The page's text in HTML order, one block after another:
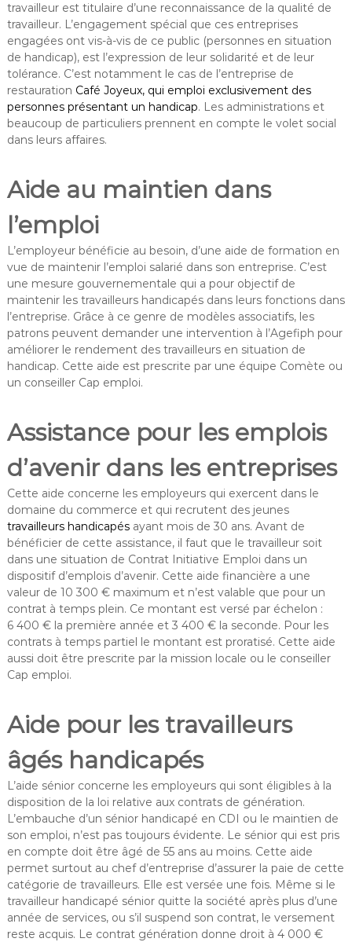
travailleur est titulaire d’une reconnaissance de la qualité de
travailleur. L’engagement spécial que ces entreprises
engagées ont vis-à-vis de ce public (personnes en situation
de handicap), est l’expression de leur solidarité et de leur
tolérance. C’est notamment le cas de l’entreprise de
restauration Café Joyeux, qui emploi exclusivement des
personnes présentant un handicap. Les administrations et
beaucoup de particuliers prennent en compte le volet social
dans leurs affaires.
Aide au maintien dans
l’emploi
L’employeur bénéficie au besoin, d’une aide de formation en
vue de maintenir l’emploi salarié dans son entreprise. C’est
une mesure gouvernementale qui a pour objectif de
maintenir les travailleurs handicapés dans leurs fonctions dans
l’entreprise. Grâce à ce genre de modèles associatifs, les
patrons peuvent demander une intervention à l’Agefiph pour
améliorer le rendement des travailleurs en situation de
handicap. Cette aide est prescrite par une équipe Comète ou
un conseiller Cap emploi.
Assistance pour les emplois
d’avenir dans les entreprises
Cette aide concerne les employeurs qui exercent dans le
domaine du commerce et qui recrutent des jeunes
travailleurs handicapésayant mois de 30 ans. Avant de
bénéficier de cette assistance, il faut que le travailleur soit
dans une situation de Contrat Initiative Emploi dans un
dispositif d’emplois d’avenir. Cette aide financière a une
valeur de 10 300 € maximum et n’est valable que pour un
contrat à temps plein. Ce montant est versé par échelon :
6 400 € la première année et 3 400 € la seconde. Pour les
contrats à temps partiel le montant est proratisé. Cette aide
aussi doit être prescrite par la mission locale ou le conseiller
Cap emploi.
Aide pour les travailleurs
âgés handicapés
L’aide sénior concerne les employeurs qui sont éligibles à la
disposition de la loi relative aux contrats de génération.
L’embauche d’un sénior handicapé en CDI ou le maintien de
son emploi, n’est pas toujours évidente. Le sénior qui est pris
en compte doit être âgé de 55 ans au moins. Cette aide
permet surtout au chef d’entreprise d’assurer la paie de cette
catégorie de travailleurs. Elle est versée une fois. Même si le
travailleur handicapé sénior quitte la société après plus d’une
année de services, ou s’il suspend son contrat, le versement
reste acquis. Le contrat génération donne droit à 4 000 €